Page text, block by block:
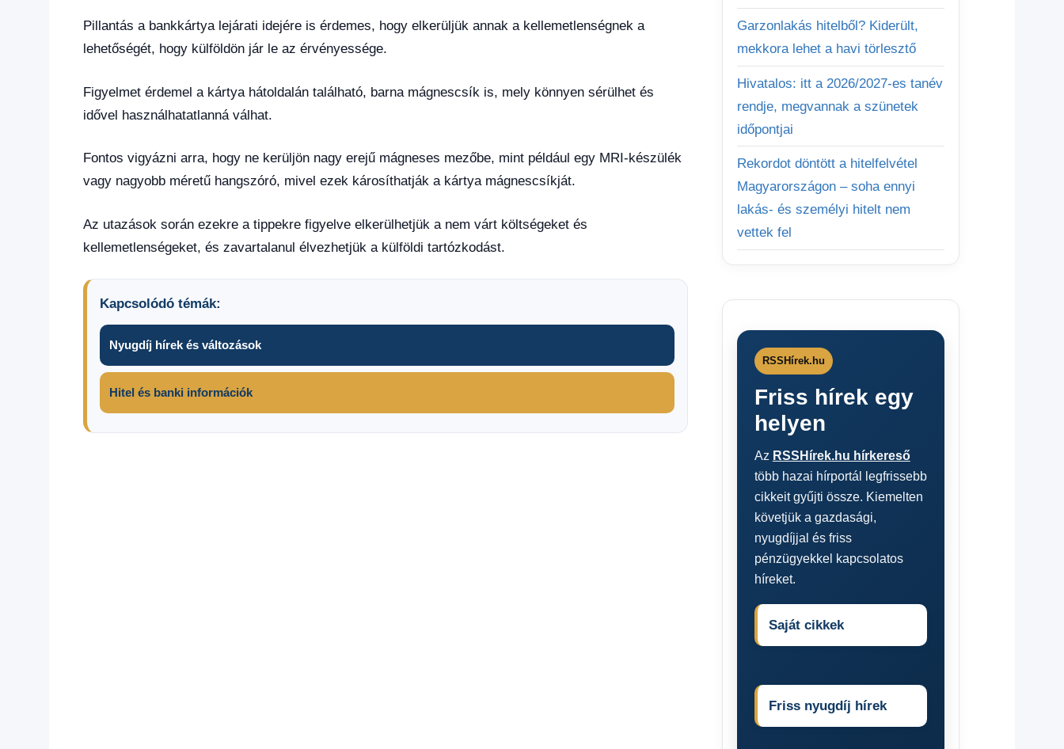
Pillantás a bankkártya lejárati idejére is érdemes, hogy elkerüljük annak a kellemetlenségnek a
lehetőségét, hogy külföldön jár le az érvényessége.
Figyelmet érdemel a kártya hátoldalán található, barna mágnescsík is, mely könnyen sérülhet és
idővel használhatatlanná válhat.
Fontos vigyázni arra, hogy ne kerüljön nagy erejű mágneses mezőbe, mint például egy MRI-készülék
vagy nagyobb méretű hangszóró, mivel ezek károsíthatják a kártya mágnescsíkját.
Az utazások során ezekre a tippekre figyelve elkerülhetjük a nem várt költségeket és
kellemetlenségeket, és zavartalanul élvezhetjük a külföldi tartózkodást.
Kapcsolódó témák:
Nyugdíj hírek és változások
Hitel és banki információk
Garzonlakás hitelből? Kiderült,
mekkora lehet a havi törlesztő
Hivatalos: itt a 2026/2027-es tanév
rendje, megvannak a szünetek
időpontjai
Rekordot döntött a hitelfelvétel
Magyarországon – soha ennyi
lakás- és személyi hitelt nem
vettek fel
RSSHírek.hu
Friss hírek egy
helyen
Az RSSHírek.hu hírkereső
több hazai hírportál legfrissebb
cikkeit gyűjti össze. Kiemelten
követjük a gazdasági,
nyugdíjjal és friss
pénzügyekkel kapcsolatos
híreket.
Saját cikkek
Friss nyugdíj hírek